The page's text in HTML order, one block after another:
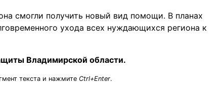
смогли получить новый вид помощи. В планах
ухода всех нуждающихся региона к
Владимирской области.
текста и нажмите Ctrl+Enter.